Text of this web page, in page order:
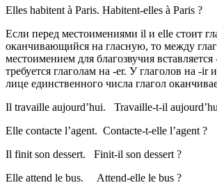
Elles habitent à Paris. Habitent-elles à Paris ?
Если перед местоимениями il и elle стоит
оканчивающийся на гласную, то между
местоимением для благозвучия
требуется глаголам на -еr. У глаголов на -ir
лице единственного числа глагол
Il travaille aujourd’hui. Travaille-t-il
Elle contacte l’agent. Contacte-t-elle l’agent ?
Il finit son dessert. Finit-il son dessert ?
Elle attend le bus. Attend-elle le bus ?